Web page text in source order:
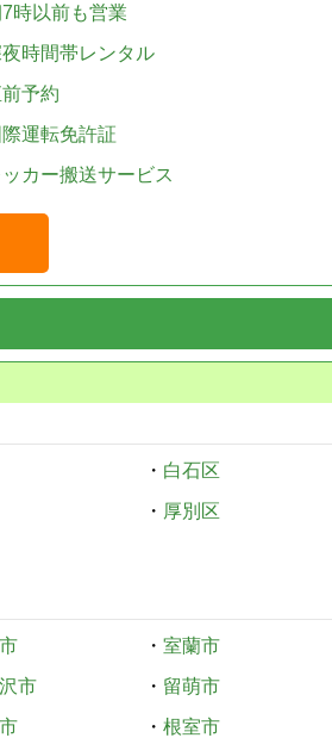
時以前も営業
時間帯レンタル
予約
運転免許証
カー搬送サービス
・ 白石区
・ 厚別区
・ 室蘭市
市
・ 留萌市
・ 根室市